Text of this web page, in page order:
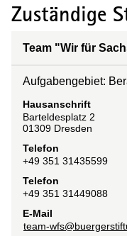
Zuständige
Team "Wir für
Aufgabengebiet:
Hausanschrift
Barteldesplatz 2
01309 Dresden
Telefon
+49 351 31435599
Telefon
+49 351 31449088
E-Mail
team-